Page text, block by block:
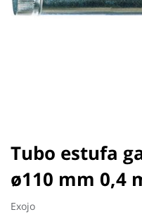
Tubo estufa
ø110 mm 0,4
Exojo
Saltar
al
comienzo
de
la
galería